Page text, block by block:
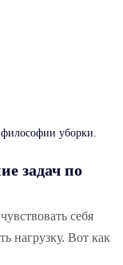
уборки.
задач по
себя
нагрузку. Вот как